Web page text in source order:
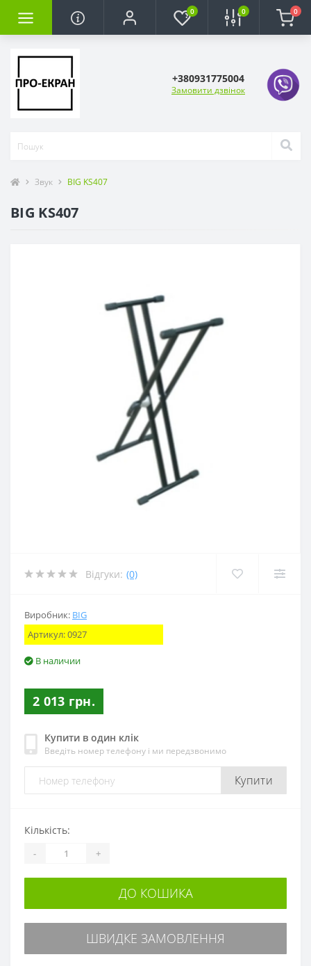
0 0 0
+380931775004
Замовити дзвінок
Звук BIG KS407
BIG KS407
Відгуки: (0)
Виробник: BIG
Артикул:0927
В наличии
2 013 грн.
Купити в один клік
Введіть номер телефону і ми передзвонимо
Купити
Кількість:
- +
ДО КОШИКА
ШВИДКЕ ЗАМОВЛЕННЯ